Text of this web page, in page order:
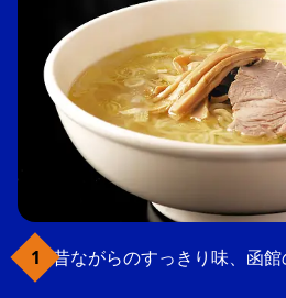
昔ながらのすっきり味、函